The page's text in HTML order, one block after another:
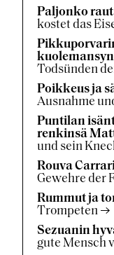
Paljonko
kostet das
Todsünden
Poikkeus ja
Ausnahme
Puntilan
renkinsä
und sein
Rouva
Gewehre der
Rummut ja
Trompeten
Sezuanin
gute Mensch